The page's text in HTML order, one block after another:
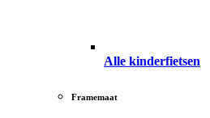
Alle kinderfietsen
Framemaat